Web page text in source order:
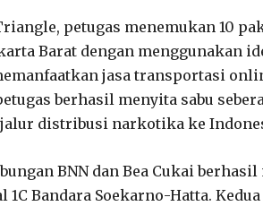
petugas menemukan 10
Barat dengan menggunakan
jasa transportasi
berhasil menyita sabu
distribusi narkotika ke
BNN dan Bea Cukai
Bandara Soekarno-Hatta.